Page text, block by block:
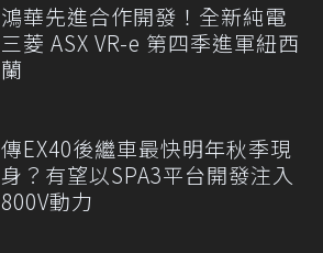
鴻華先進合作開發！全新純電
三菱 ASX VR-e 第四季進軍紐西
蘭
傳EX40後繼車最快明年秋季現
身？有望以SPA3平台開發注入
800V動力